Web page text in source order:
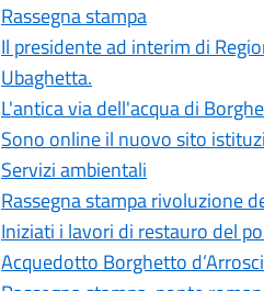
Rassegna stampa
Il presidente ad interim di
Ubaghetta.
L'antica via dell'acqua di
Sono online il nuovo sito
Servizi ambientali
Rassegna stampa rivoluzione
Iniziati i lavori di restauro del
Acquedotto Borghetto